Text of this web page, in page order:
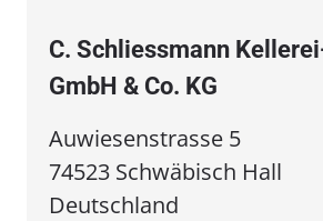
C. Schliessmann
GmbH & Co. KG
Auwiesenstrasse 5
74523 Schwäbisch Hall
Deutschland